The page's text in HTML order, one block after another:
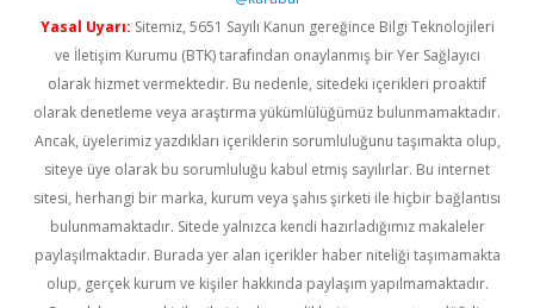
Yasal Uyarı: Sitemiz, 5651 Sayılı Kanun gereğince Bilgi Teknolojileri
ve İletişim Kurumu (BTK) tarafından onaylanmış bir Yer Sağlayıcı
olarak hizmet vermektedir. Bu nedenle, sitedeki içerikleri proaktif
olarak denetleme veya araştırma yükümlülüğümüz bulunmamaktadır.
Ancak, üyelerimiz yazdıkları içeriklerin sorumluluğunu taşımakta olup,
siteye üye olarak bu sorumluluğu kabul etmiş sayılırlar. Bu internet
sitesi, herhangi bir marka, kurum veya şahıs şirketi ile hiçbir bağlantısı
bulunmamaktadır. Sitede yalnızca kendi hazırladığımız makaleler
paylaşılmaktadır. Burada yer alan içerikler haber niteliği taşımamakta
olup, gerçek kurum ve kişiler hakkında paylaşım yapılmamaktadır.